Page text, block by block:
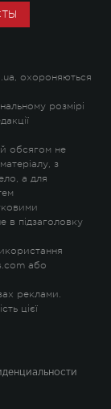
охороняються
розмірі
обсягом не
з
а для
в підзаголовку
або
реклами.
цієї